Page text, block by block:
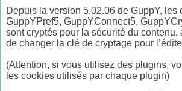
Depuis la version 5.02.06 de GuppY, les
GuppYPref5, GuppYConnect5,
sont cryptés pour la sécurité du
de changer la clé de cryptage pour
(Attention, si vous utilisez des plugins,
les cookies utilisés par chaque plugin)